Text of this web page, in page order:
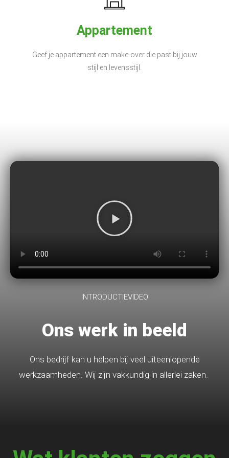
Appartement
Geef je appartement een make-over die past bij jouw
stijl en levensstijl.
INTRODUCTIEVIDEO
Ons werk in beeld
Ons bedrijf kan u helpen bij veel uiteenlopende
werkzaamheden. Wij zijn vakkundig in allerlei zaken.